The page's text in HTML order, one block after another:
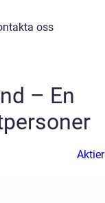
oss
– En
Aktier